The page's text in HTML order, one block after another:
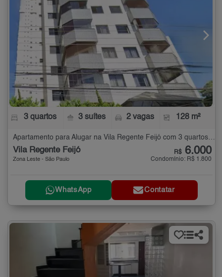
3 quartos 3 suítes 2 vagas 128 m²
Vila Regente Feijó
Zona Leste - São Paulo
R$ 6.000
Condomínio: R$ 1.800
WhatsApp Contatar